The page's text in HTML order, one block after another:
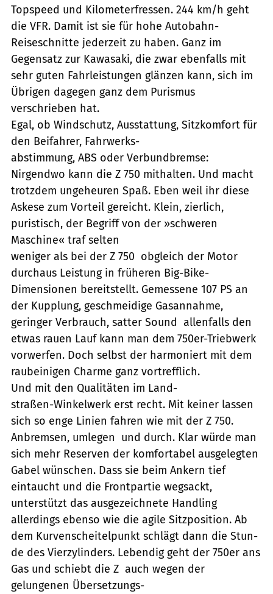
Topspeed und Kilometerfressen. 244 km/h geht
die VFR. Damit ist sie für hohe Autobahn-
Reiseschnitte jederzeit zu haben. Ganz im
Gegensatz zur Kawasaki, die zwar ebenfalls mit
sehr guten Fahrleistungen glänzen kann, sich im
Übrigen dagegen ganz dem Purismus
verschrieben hat.
Egal, ob Windschutz, Ausstattung, Sitzkomfort für
den Beifahrer, Fahrwerks-
abstimmung, ABS oder Verbundbremse:
Nirgendwo kann die Z 750 mithalten. Und macht
trotzdem ungeheuren Spaß. Eben weil ihr diese
Askese zum Vorteil gereicht. Klein, zierlich,
puristisch, der Begriff von der »schweren
Maschine« traf selten
weniger als bei der Z 750  obgleich der Motor
durchaus Leistung in früheren Big-Bike-
Dimensionen bereitstellt. Gemessene 107 PS an
der Kupplung, geschmeidige Gasannahme,
geringer Verbrauch, satter Sound  allenfalls den
etwas rauen Lauf kann man dem 750er-Triebwerk
vorwerfen. Doch selbst der harmoniert mit dem
raubeinigen Charme ganz vortrefflich.
Und mit den Qualitäten im Land-
straßen-Winkelwerk erst recht. Mit keiner lassen
sich so enge Linien fahren wie mit der Z 750.
Anbremsen, umlegen  und durch. Klar würde man
sich mehr Reserven der komfortabel ausgelegten
Gabel wünschen. Dass sie beim Ankern tief
eintaucht und die Frontpartie wegsackt,
unterstützt das ausgezeichnete Handling
allerdings ebenso wie die agile Sitzposition. Ab
dem Kurvenscheitelpunkt schlägt dann die Stun-
de des Vierzylinders. Lebendig geht der 750er ans
Gas und schiebt die Z  auch wegen der
gelungenen Übersetzungs-